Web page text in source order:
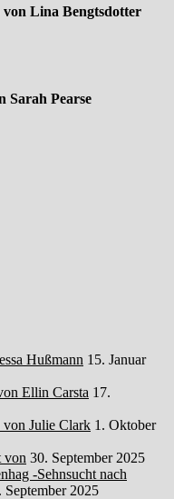
von Lina Bengtsdotter
Sarah Pearse
Hußmann 15. Januar
Ellin Carsta 17.
von Julie Clark 1. Oktober
von 30. September 2025
-Sehnsucht nach
September 2025